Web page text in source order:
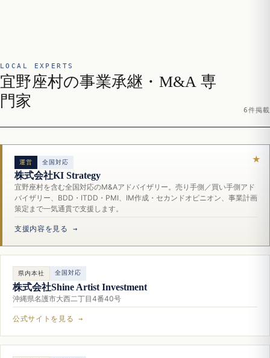
LOCAL EXPERTS
宜野座村の事業承継・M&A 専
門家
6件掲載
運営 全国対応
株式会社KI Strategy
宜野座村を含む全国対応のM&Aアドバイザリー。売り手側／買い手側アド
バイザリー、BDD・ITDD・PMI、IM作成・セカンドオピニオン、事業計画
策定まで一気通貫で支援します。
支援内容を見る →
県内本社 全国対応
株式会社Shine Artist Investment
沖縄県名護市大西二丁目4番40号
公式サイトを見る →